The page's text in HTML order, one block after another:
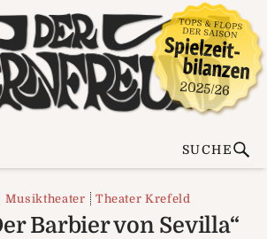
SUCHE
Musiktheater Theater Krefeld
Barbier von Sevilla“